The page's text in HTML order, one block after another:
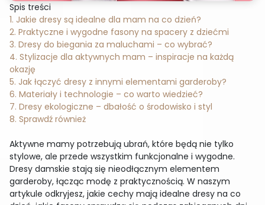
Spis treści
1. Jakie dresy są idealne dla mam na co dzień?
2. Praktyczne i wygodne fasony na spacery z dziećmi
3. Dresy do biegania za maluchami – co wybrać?
4. Stylizacje dla aktywnych mam – inspiracje na każdą
okazję
5. Jak łączyć dresy z innymi elementami garderoby?
6. Materiały i technologie – co warto wiedzieć?
7. Dresy ekologiczne – dbałość o środowisko i styl
8. Sprawdź również
Aktywne mamy potrzebują ubrań, które będą nie tylko
stylowe, ale przede wszystkim funkcjonalne i wygodne.
Dresy damskie stają się nieodłącznym elementem
garderoby, łącząc modę z praktycznością. W naszym
artykule odkryjesz, jakie cechy mają idealne dresy na co